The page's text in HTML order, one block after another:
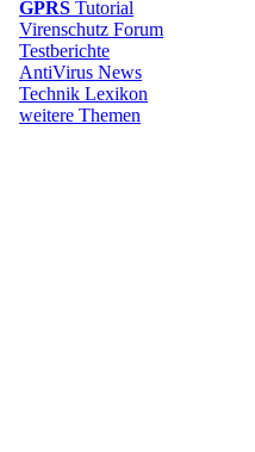
GPRS Tutorial
Virenschutz Forum
Testberichte
AntiVirus News
Technik Lexikon
weitere Themen